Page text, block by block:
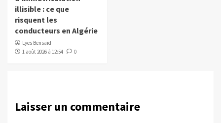
illisible : ce que
risquent les
conducteurs en Algérie
Lyes Bensaïd
1 août 2026 à 12:54
0
Laisser un commentaire